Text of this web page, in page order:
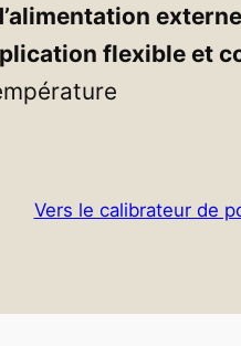
flexible et
Vers le calibrateur de